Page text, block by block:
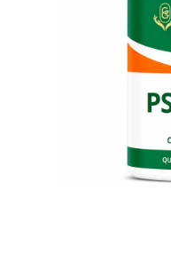
– Saúde,
60,120,180